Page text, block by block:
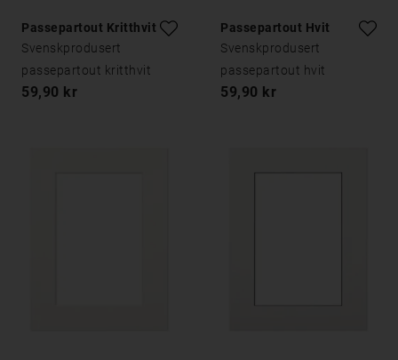
Passepartout Kritthvitt
Svenskprodusert
passepartout kritthvit
59,90 kr
Passepartout Hvit
Svenskprodusert
passepartout hvit
59,90 kr